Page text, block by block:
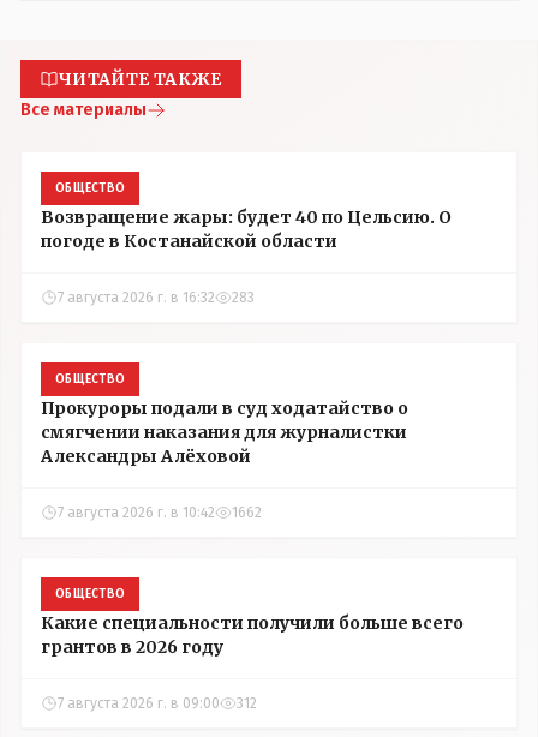
ЧИТАЙТЕ ТАКЖЕ
Все материалы
ОБЩЕСТВО
Возвращение жары: будет 40 по Цельсию. О
погоде в Костанайской области
7 августа 2026 г. в 16:32 283
ОБЩЕСТВО
Прокуроры подали в суд ходатайство о
смягчении наказания для журналистки
Александры Алёховой
7 августа 2026 г. в 10:42 1662
ОБЩЕСТВО
Какие специальности получили больше всего
грантов в 2026 году
7 августа 2026 г. в 09:00 312